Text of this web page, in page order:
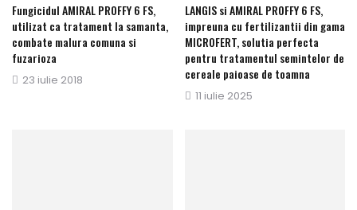
Fungicidul AMIRAL PROFFY 6 FS,
utilizat ca tratament la samanta,
combate malura comuna si
fuzarioza
Publicat
23 iulie 2018
LANGIS si AMIRAL PROFFY 6 FS,
impreuna cu fertilizantii din gama
MICROFERT, solutia perfecta
pentru tratamentul semintelor de
cereale paioase de toamna
Publicat
11 iulie 2025